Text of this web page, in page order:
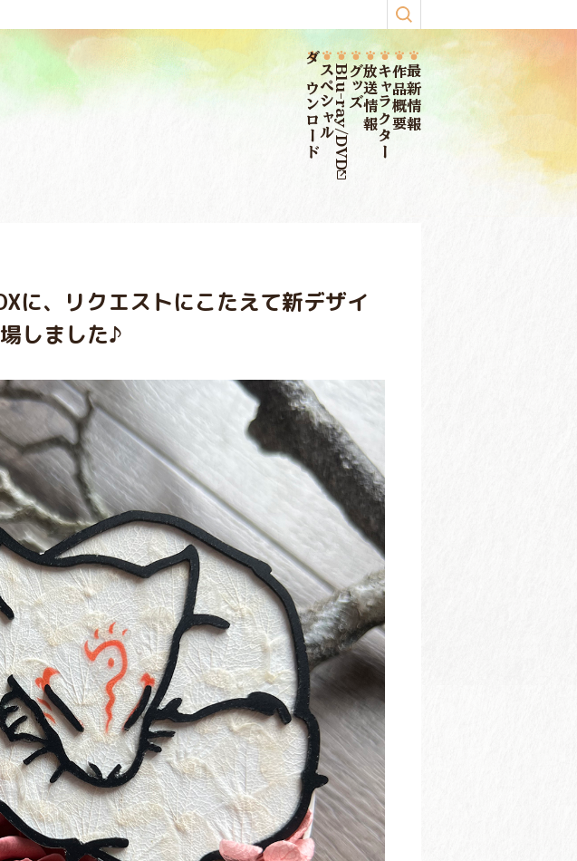
ダウンロードスペシャルBlu-ray/DVDグッズ放送情報キャラクター作品概要最新情報
に、リクエストにこたえて新デザイ
しました♪